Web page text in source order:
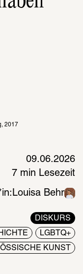
2017
09.06.2026
7 min Lesezeit
Louisa Behr
DISKURS
LGBTQ+
KUNST